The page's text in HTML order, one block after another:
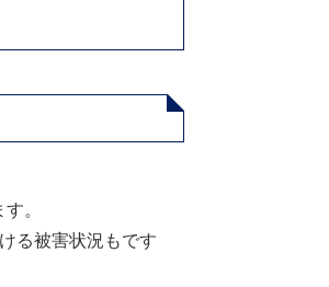
。
る被害状況もです